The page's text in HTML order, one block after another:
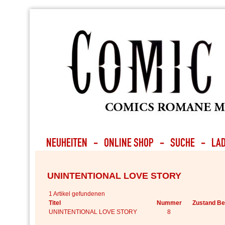
UNINTENTIONAL LOVE STORY
1 Artikel gefundenen
Titel
Nummer
Zustand
UNINTENTIONAL LOVE STORY
8